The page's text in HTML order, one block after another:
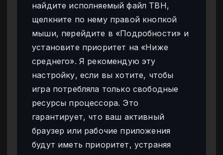
найдите исполняемый файл TBH,
щелкните по нему правой кнопкой
мыши, перейдите в «Подробности» и
установите приоритет на «Ниже
среднего». Я рекомендую эту
настройку, если вы хотите, чтобы
игра потребляла только свободные
ресурсы процессора. Это
гарантирует, что ваш активный
браузер или рабочие приложения
будут иметь приоритет, устраняя